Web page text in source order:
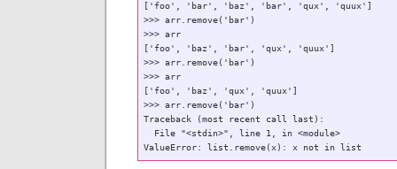
['foo', 'bar', 'baz', 'bar', 'qux', 'quux']
>>> arr.remove('bar')
>>> arr
['foo', 'baz', 'bar', 'qux', 'quux']
>>> arr.remove('bar')
>>> arr
['foo', 'baz', 'qux', 'quux']
>>> arr.remove('bar')
Traceback (most recent call last):
  File "<stdin>", line 1, in <module>